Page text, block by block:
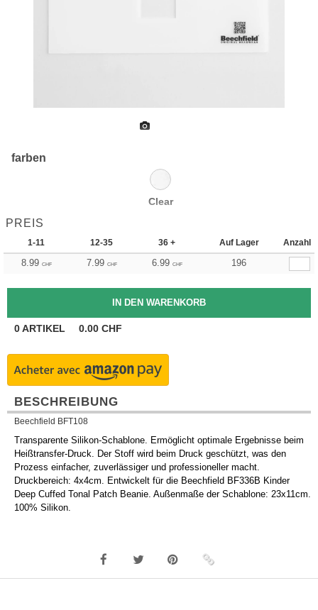
farben
Clear
PREIS
1-11 12-35 36 + Auf Lager Anzahl
8.99 CHF 7.99 CHF 6.99 CHF 196
0ARTIKEL 0.00 CHF
BESCHREIBUNG
Beechfield BFT108
Transparente Silikon-Schablone. Ermöglicht optimale Ergebnisse beim
Heißtransfer-Druck. Der Stoff wird beim Druck geschützt, was den
Prozess einfacher, zuverlässiger und professioneller macht.
Druckbereich: 4x4cm. Entwickelt für die Beechfield BF336B Kinder
Deep Cuffed Tonal Patch Beanie. Außenmaße der Schablone: 23x11cm.
100% Silikon.